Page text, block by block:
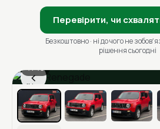
Перевірити, чи
Безкоштовно · ні до чого не
рішення сьогодні
‹
1 / 13
Ціна в місяць